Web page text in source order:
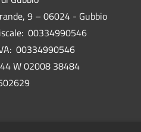
9 – 06024 - Gubbio
00334990546
00334990546
W 02008 38484